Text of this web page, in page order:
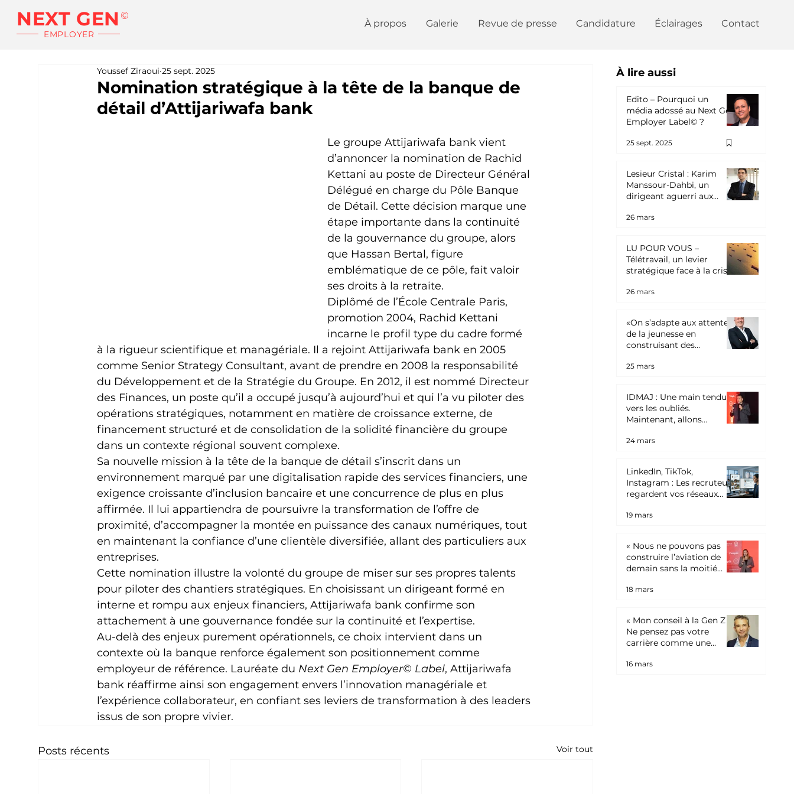
NEXT GEN ©
EMPLOYER
À propos Galerie Revue de presse Candidature Éclairages Contact
Nomination stratégique à la tête de la banque de
détail d’Attijariwafa bank
Youssef Ziraoui 25 sept. 2025
Le groupe Attijariwafa bank vient
d’annoncer la nomination de Rachid
Kettani au poste de Directeur Général
Délégué en charge du Pôle Banque
de Détail. Cette décision marque une
étape importante dans la continuité
de la gouvernance du groupe, alors
que Hassan Bertal, figure
emblématique de ce pôle, fait valoir
ses droits à la retraite.
Diplômé de l’École Centrale Paris,
promotion 2004, Rachid Kettani
incarne le profil type du cadre formé
à la rigueur scientifique et managériale. Il a rejoint Attijariwafa bank en 2005
comme Senior Strategy Consultant, avant de prendre en 2008 la responsabilité
du Développement et de la Stratégie du Groupe. En 2012, il est nommé Directeur
des Finances, un poste qu’il a occupé jusqu’à aujourd’hui et qui l’a vu piloter des
opérations stratégiques, notamment en matière de croissance externe, de
financement structuré et de consolidation de la solidité financière du groupe
dans un contexte régional souvent complexe.
Sa nouvelle mission à la tête de la banque de détail s’inscrit dans un
environnement marqué par une digitalisation rapide des services financiers, une
exigence croissante d’inclusion bancaire et une concurrence de plus en plus
affirmée. Il lui appartiendra de poursuivre la transformation de l’offre de
proximité, d’accompagner la montée en puissance des canaux numériques, tout
en maintenant la confiance d’une clientèle diversifiée, allant des particuliers aux
entreprises.
Cette nomination illustre la volonté du groupe de miser sur ses propres talents
pour piloter des chantiers stratégiques. En choisissant un dirigeant formé en
interne et rompu aux enjeux financiers, Attijariwafa bank confirme son
attachement à une gouvernance fondée sur la continuité et l’expertise.
Au-delà des enjeux purement opérationnels, ce choix intervient dans un
contexte où la banque renforce également son positionnement comme
employeur de référence. Lauréate du Next Gen Employer© Label, Attijariwafa
bank réaffirme ainsi son engagement envers l’innovation managériale et
l’expérience collaborateur, en confiant ses leviers de transformation à des leaders
issus de son propre vivier.
Posts récents Voir tout
À lire aussi
Edito – Pourquoi un
média adossé au Next Gen
Employer Label© ?
25 sept. 2025
Lesieur Cristal : Karim
Manssour-Dahbi, un
dirigeant aguerri aux
26 mars
LU POUR VOUS –
Télétravail, un levier
stratégique face à la crise
26 mars
«On s’adapte aux attentes
de la jeunesse en
construisant des
agiles et responsabilisants
25 mars
IDMAJ : Une main tendue
vers les oubliés.
Maintenant, allons
24 mars
LinkedIn, TikTok,
Instagram : Les recruteurs
regardent vos réseaux
19 mars
« Nous ne pouvons pas
construire l’aviation de
demain sans la moitié
pays »
18 mars
« Mon conseil à la Gen Z ?
Ne pensez pas votre
carrière comme une
comme une succession
16 mars